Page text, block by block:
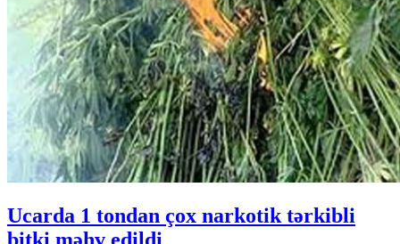
Ucarda 1 tondan çox narkotik tərkibli
bitki məhv edildi